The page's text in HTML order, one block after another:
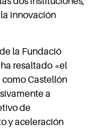
innovación
la Fundació
ha resaltado «el
Castellón
a
de
y aceleración